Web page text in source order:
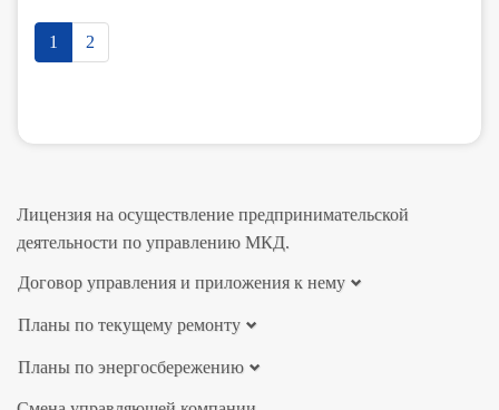
1 2
Лицензия на осуществление предпринимательской
деятельности по управлению МКД.
Договор управления и приложения к нему
Планы по текущему ремонту
Планы по энергосбережению